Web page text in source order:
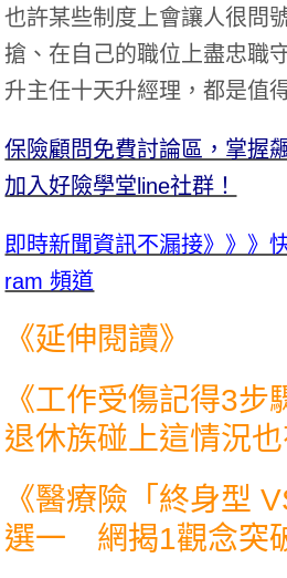
也許某些制度上會讓人很問
搶、在自己的職位上盡忠職
升主任十天升經理，都是值
保險顧問免費討論區，掌握
加入好險學堂line社群！
即時新聞資訊不漏接》》》
ram 頻道
《延伸閱讀》
《工作受傷記得3
退休族碰上這情況
《醫療險「終身型
選一 網揭1觀念突